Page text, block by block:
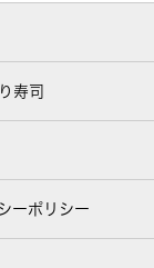
寿司
ーポリシー